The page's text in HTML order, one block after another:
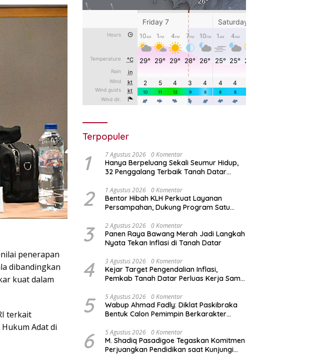
penerapan
dibandingkan
kuat dalam
terkait
Adat di
Terpopuler
1 7 Agustus 2026 0 Komentar
Hanya Berpeluang Sekali Seumur Hidup,
32 Penggalang Terbaik Tanah Datar
2 1 Agustus 2026 0 Komentar
Bentor Hibah KLH Perkuat Layanan
Persampahan, Dukung Program Satu
3 2 Agustus 2026 0 Komentar
Panen Raya Bawang Merah Jadi Langkah
Nyata Tekan Inflasi di Tanah Datar
4 3 Agustus 2026 0 Komentar
Kejar Target Pengendalian Inflasi,
Pemkab Tanah Datar Perluas Kerja Sama
5 5 Agustus 2026 0 Komentar
Wabup Ahmad Fadly: Diklat Paskibraka
Bentuk Calon Pemimpin Berkarakter
6 5 Agustus 2026 0 Komentar
M. Shadiq Pasadigoe Tegaskan Komitmen
Perjuangkan Pendidikan saat Kunjungi